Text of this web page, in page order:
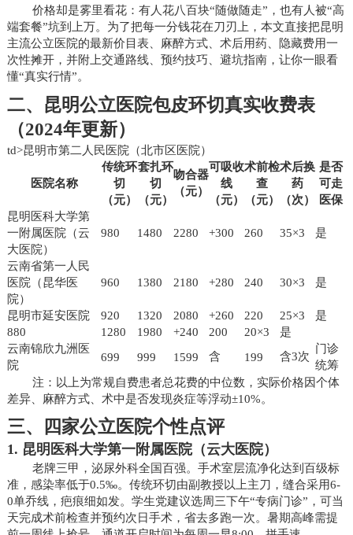
价格却是雾里看花：有人花八百块“随做随走”，也有人被“高
端套餐”坑到上万。为了把每一分钱花在刀刃上，本文直接把昆明
主流公立医院的最新价目表、麻醉方式、术后用药、隐藏费用一
次性摊开，并附上交通路线、预约技巧、避坑指南，让你一眼看
懂“真实行情”。
二、昆明公立医院包皮环切真实收费表
（2024年更新）
td>昆明市第二人民医院（北市区医院）
医院名称
传统环
切
（元）
套扎环
切
（元）
吻合器
（元）
可吸收
线
（元）
术前检
查
（元）
术后换
药
（次）
是否
可走
医保
昆明医科大学第
一附属医院（云
大医院）
980 1480 2280 +300 260 35×3 是
云南省第一人民
医院（昆华医
院）
960 1380 2180 +280 240 30×3 是
昆明市延安医院 920 1320 2080 +260 220 25×3
是
880
1280 1980 +240 200 20×3
是
云南锦欣九洲医
院
699 999 1599 含 199 含3次
门诊
统筹
注：以上为常规自费患者总花费的中位数，实际价格因个体
差异、麻醉方式、术中是否发现炎症等浮动±10%。
三、四家公立医院个性点评
1. 昆明医科大学第一附属医院（云大医院）
老牌三甲，泌尿外科全国百强。手术室层流净化达到百级标
准，感染率低于0.5‰。传统环切由副教授以上主刀，缝合采用6-
0单乔线，疤痕细如发。学生党建议选周三下午“专病门诊”，可当
天完成术前检查并预约次日手术，省去多跑一次。暑期高峰需提